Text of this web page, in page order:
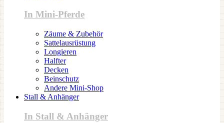
In Mini-Pferde
Zäume & Zubehör
Sattelausrüstung
Longieren
Halfter
Decken
Beinschutz
Andere Mini-Shop
Stall & Anhänger
In Stall & Anhänger